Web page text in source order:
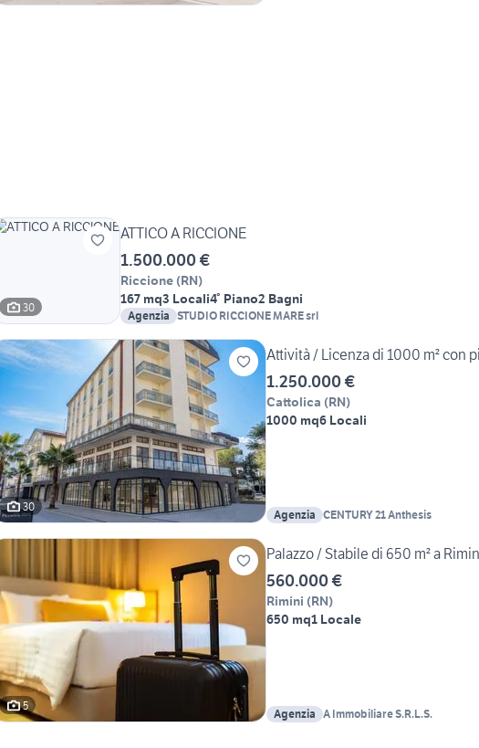
30
ATTICO A RICCIONE
1.500.000 €
Riccione (RN)
167 mq3 Locali4° Piano2 Bagni
Agenzia STUDIO RICCIONE MARE srl
30
Attività / Licenza di 1000 m² con
1.250.000 €
Cattolica (RN)
1000 mq6 Locali
Agenzia CENTURY 21 Anthesis
5
Palazzo / Stabile di 650 m² a
560.000 €
Rimini (RN)
650 mq1 Locale
Agenzia A Immobiliare S.R.L.S.